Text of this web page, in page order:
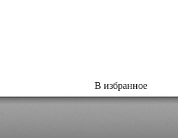
В избранное